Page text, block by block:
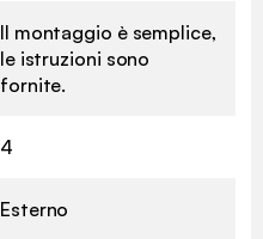
Il montaggio è semplice,
le istruzioni sono
fornite.
4
Esterno